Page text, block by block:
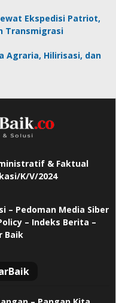
Ekspedisi Patriot,
Transmigrasi
Agraria, Hilirisasi, dan
& Faktual
K/V/2024
– Pedoman Media Siber
– Indeks Berita –
Baik